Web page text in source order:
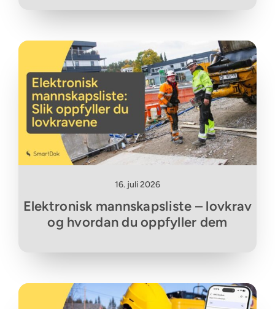
16. juli 2026
Elektronisk mannskapsliste – lovkrav
og hvordan du oppfyller dem